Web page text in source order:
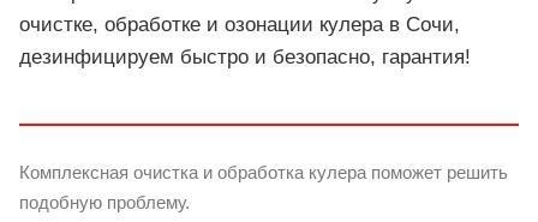
очистке, обработке и озонации кулера в Сочи,
дезинфицируем быстро и безопасно, гарантия!
Комплексная очистка и обработка кулера поможет решить
подобную проблему.